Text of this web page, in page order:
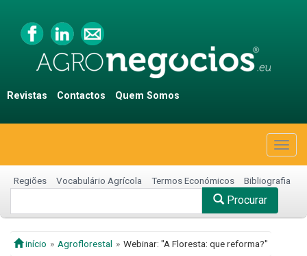
Revistas Contactos Quem Somos
Regiões Vocabulário Agrícola Termos Económicos Bibliografia
Procurar
início Agroflorestal Webinar: "A Floresta: que reforma?"